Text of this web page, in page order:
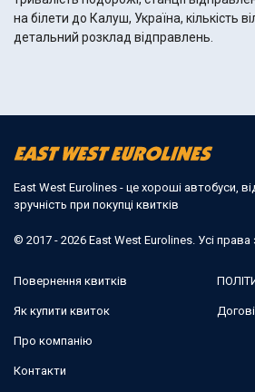
на білети до Калуш, Україна, кількість
детальний розклад відправлень.
East West Eurolines - це хороші автобуси,
зручність при покупці квитків
© 2017 - 2026 East West Eurolines. Усі права
Повернення квитків
Як купити квиток
Про компанію
Контакти